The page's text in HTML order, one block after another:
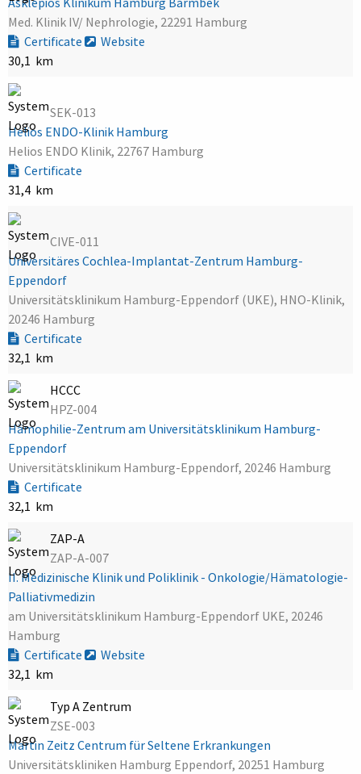
Med. Klinik IV/ Nephrologie, 22291 Hamburg
Certificate
Website
30,1 km
SEK-013
Helios ENDO-Klinik Hamburg
Helios ENDO Klinik, 22767 Hamburg
Certificate
31,4 km
CIVE-011
Universitäres Cochlea-Implantat-Zentrum Hamburg-
Eppendorf
Universitätsklinikum Hamburg-Eppendorf (UKE), HNO-Klinik,
20246 Hamburg
Certificate
32,1 km
HCCC
HPZ-004
Hämophilie-Zentrum am Universitätsklinikum Hamburg-
Eppendorf
Universitätsklinikum Hamburg-Eppendorf, 20246 Hamburg
Certificate
32,1 km
ZAP-A
ZAP-A-007
II. Medizinische Klinik und Poliklinik - Onkologie/Hämatologie-
Palliativmedizin
am Universitätsklinikum Hamburg-Eppendorf UKE, 20246
Hamburg
Certificate
Website
32,1 km
Typ A Zentrum
ZSE-003
Martin Zeitz Centrum für Seltene Erkrankungen
Universitätskliniken Hamburg Eppendorf, 20251 Hamburg